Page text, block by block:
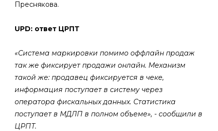
Преснякова.
UPD: ответ ЦРПТ
«Система маркировки помимо оффлайн продаж
так же фиксирует продажи онлайн. Механизм
такой же: продавец фиксируется в чеке,
информация поступает в систему через
оператора фискальных данных. Статистика
поступает в МДЛП в полном объеме», - сообщили в
ЦРПТ.